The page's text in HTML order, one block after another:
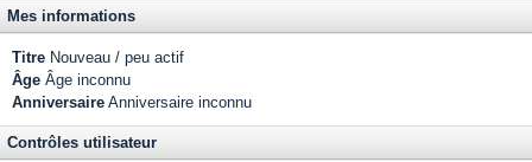
Mes informations
Titre Nouveau / peu actif
Âge Âge inconnu
Anniversaire Anniversaire inconnu
Contrôles utilisateur